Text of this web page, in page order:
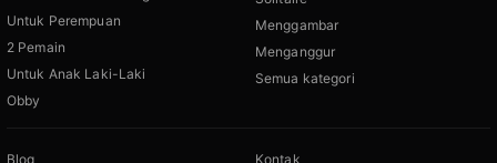
Untuk Perempuan
2 Pemain
Untuk Anak Laki-Laki
Obby
Menggambar
Menganggur
Semua kategori
Blog Kontak